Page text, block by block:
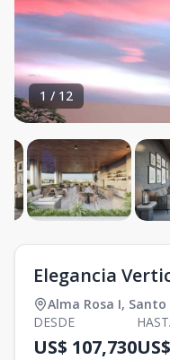
1 / 12
Elegancia
Alma Rosa I, Santo
DESDE
US$ 107,730